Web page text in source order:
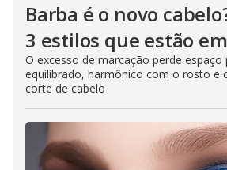
Barba é o novo
3 estilos que estão
O excesso de marcação perde espaço
equilibrado, harmônico com o rosto e
corte de cabelo